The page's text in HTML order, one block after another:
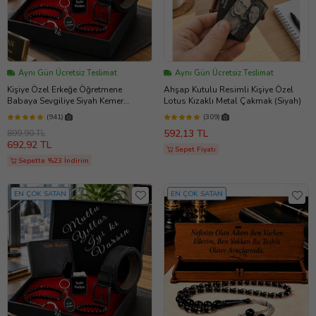
Aynı Gün Ücretsiz Teslimat
Kişiye Özel Erkeğe Öğretmene
Babaya Sevgiliye Siyah Kemer
Cüzdan Çakmak Seti Hediye Seti
(941)
899,90 TL
692,92 TL
Sepette %23 İndirim
Aynı Gün Ücretsiz Teslimat
Ahşap Kutulu Resimli Kişiye Özel
Lotus Kızaklı Metal Çakmak (Siyah)
(309)
592,13 TL
Sepet Fiyatı
EN ÇOK SATAN EN ÇOK SATAN